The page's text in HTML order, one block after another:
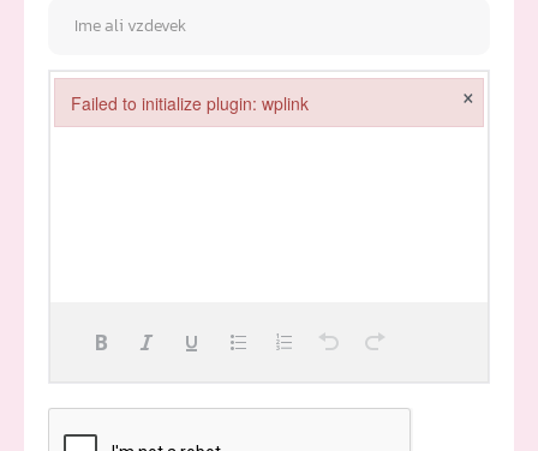
Failed to initialize plugin: wplink ×
Failed to initialize plugin: wplink